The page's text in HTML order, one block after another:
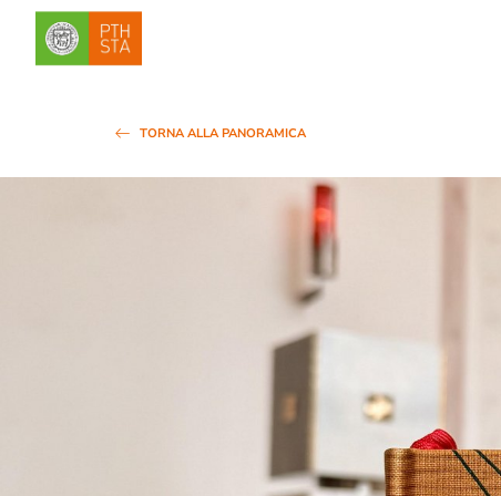
TORNA ALLA PANORAMICA